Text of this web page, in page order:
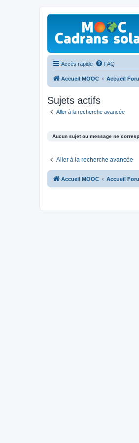
Accès rapide FAQ
Accueil MOOC Accueil
Sujets actifs
Aller à la recherche avancée
Aucun sujet ou message ne
Aller à la recherche avancée
Accueil MOOC Accueil